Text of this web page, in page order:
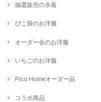
抽選販売の水着
ぴこ袋のお洋服
オーダー会のお洋服
いちごのお洋服
Pico Homeオーダー品
コラボ商品